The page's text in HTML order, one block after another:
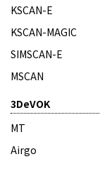
KSCAN-E
KSCAN-MAGIC
SIMSCAN-E
MSCAN
3DeVOK
MT
Airgo